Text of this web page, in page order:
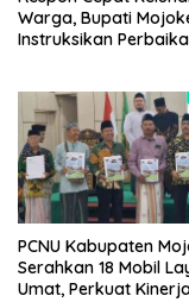
Warga, Bupati
Instruksikan
PCNU Kabupaten
Serahkan 18 Mobil
Umat, Perkuat